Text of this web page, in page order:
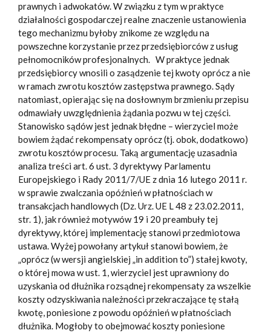
prawnych i adwokatów. W związku z tym w praktyce
działalności gospodarczej realne znaczenie ustanowienia
tego mechanizmu byłoby znikome ze względu na
powszechne korzystanie przez przedsiębiorców z usług
pełnomocników profesjonalnych. W praktyce jednak
przedsiębiorcy wnosili o zasądzenie tej kwoty oprócz a nie
w ramach zwrotu kosztów zastępstwa prawnego. Sądy
natomiast, opierając się na dosłownym brzmieniu przepisu
odmawiały uwzględnienia żądania pozwu w tej części.
Stanowisko sądów jest jednak błędne – wierzyciel może
bowiem żądać rekompensaty oprócz (tj. obok, dodatkowo)
zwrotu kosztów procesu. Taką argumentację uzasadnia
analiza treści art. 6 ust. 3 dyrektywy Parlamentu
Europejskiego i Rady 2011/7/UE z dnia 16 lutego 2011 r.
w sprawie zwalczania opóźnień w płatnościach w
transakcjach handlowych (Dz. Urz. UE L 48 z 23.02.2011,
str. 1), jak również motywów 19 i 20 preambuły tej
dyrektywy, której implementację stanowi przedmiotowa
ustawa. Wyżej powołany artykuł stanowi bowiem, że
„oprócz (w wersji angielskiej „in addition to”) stałej kwoty,
o której mowa w ust. 1, wierzyciel jest uprawniony do
uzyskania od dłużnika rozsądnej rekompensaty za wszelkie
koszty odzyskiwania należności przekraczające tę stałą
kwotę, poniesione z powodu opóźnień w płatnościach
dłużnika. Mogłoby to obejmować koszty poniesione